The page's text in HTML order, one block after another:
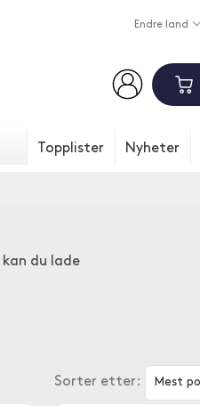
Endre land
Topplister Nyheter
kan du lade
Sorter etter: